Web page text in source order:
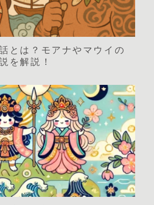
とは？モアナやマウイの
を解説！